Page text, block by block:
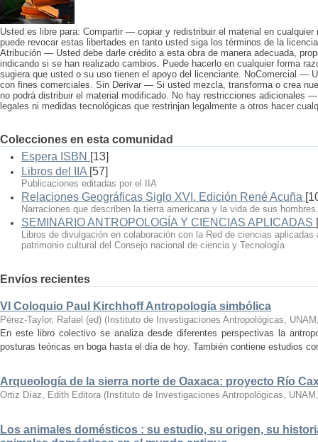
Usted es libre para: Compartir — copiar y redistribuir el material en
puede revocar estas libertades en tanto usted siga los términos de la
Atribución — Usted debe darle crédito a esta obra de manera adecuada,
indicando si se han realizado cambios. Puede hacerlo en cualquier forma
sugiera que usted o su uso tienen el apoyo del licenciante. NoComercial —
con fines comerciales. Sin Derivar — Si usted mezcla, transforma o crea
no podrá distribuir el material modificado. No hay restricciones adicionales
legales ni medidas tecnológicas que restrinjan legalmente a otros hacer
Colecciones en esta comunidad
Espera ISBN [13]
Libros del IIA [57]
Publicaciones editadas por el IIA
Relaciones Geográficas Siglo XVI. Edición René Acuña
Narraciones que describen la tierra americana y la vida de sus hombres.
SEMINARIO ANTROPOLOGÍA Y CIENCIAS APLICADAS
Libros de divulgación en colaboración con la Red de ciencias
patrimonio cultural del Consejo nacional de ciencia y Tecnología
Envíos recientes
VI Coloquio Paul Kirchhoff Antropología simbólica
Pérez-Taylor, Rafael (ed) ( Instituto de Investigaciones Antropológicas, UNAM
En este libro colectivo se analiza desde diferentes perspectivas la
posturas teóricas en boga hasta el día de hoy. También contiene estudios
Arqueología de la sierra norte de Oaxaca: proyecto Río
Ortiz Díaz, Edith Editora ( Instituto de Investigaciones Antropológicas, UNAM
Los animales domésticos : su estudio, su origen, su